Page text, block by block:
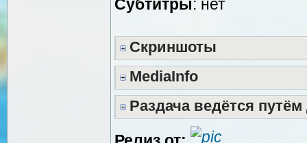
Cубтитры: нет
Скриншоты
MediaInfo
Раздача ведётся